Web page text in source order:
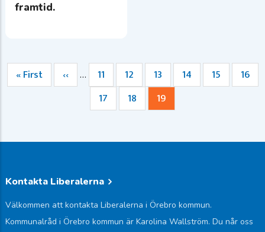
framtid.
Paginering
Första
sidan
« First
Föregående
sida
‹‹ … Sida
11 Sida
12 Sida
13 Sida
14 Sida
15 Sida
16
Sida
17 Sida
18
Nuvarande
sida
19
Kontakta Liberalerna
Välkommen att kontakta Liberalerna i Örebro kommun.
Kommunalråd i Örebro kommun är Karolina Wallström. Du når oss